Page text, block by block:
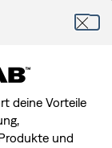
deine Vorteile
und